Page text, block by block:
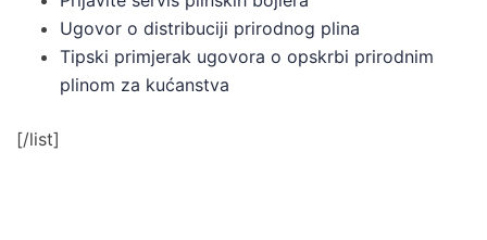
Ugovor o distribuciji prirodnog plina
Tipski primjerak ugovora o opskrbi prirodnim
plinom za kućanstva
[/list]